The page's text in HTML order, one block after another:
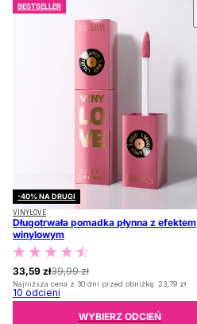
BESTSELLER
-40% NA DRUGI
VINYLOVE
Długotrwała pomadka płynna z efektem
winylowym
39,99 zł
33,59 zł
Najniższa cena z 30 dni przed obniżką: 23,79 zł
10 odcieni
WYBIERZ ODCIEŃ